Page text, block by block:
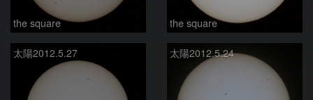
the square the square
太陽2012.5.27 太陽2012.5.24